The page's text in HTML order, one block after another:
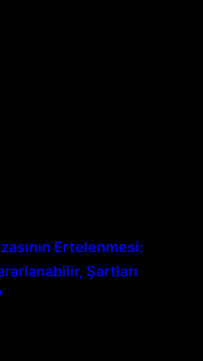
Ertelenmesi:
Şartları